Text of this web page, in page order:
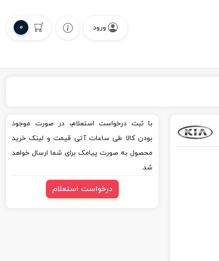
ورود 0
با ثبت درخواست استعلام، در صورت موجود
بودن کالا طی ساعات آتی قیمت و لینک خرید
محصول به صورت پیامک برای شما ارسال خواهد
شد.
درخواست استعلام